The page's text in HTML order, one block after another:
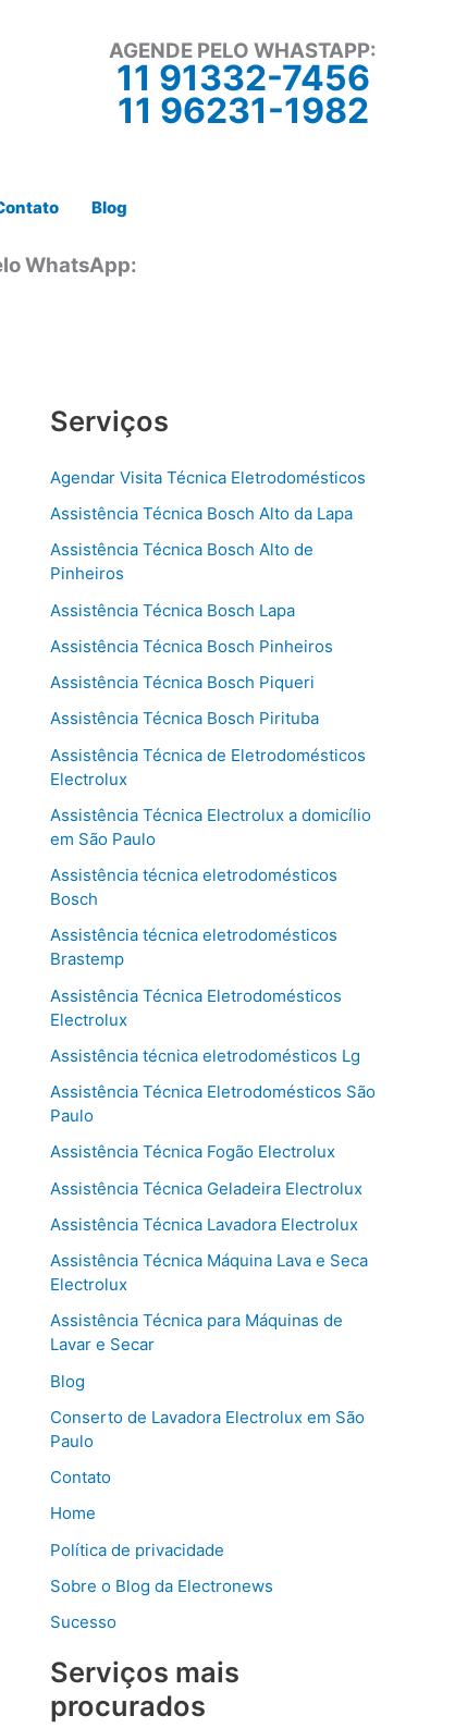
AGENDE PELO WHASTAPP:
11 91332-7456
11 96231-1982
Blog
WhatsApp:
Serviços
Agendar Visita Técnica Eletrodomésticos
Assistência Técnica Bosch Alto da Lapa
Assistência Técnica Bosch Alto de
Pinheiros
Assistência Técnica Bosch Lapa
Assistência Técnica Bosch Pinheiros
Assistência Técnica Bosch Piqueri
Assistência Técnica Bosch Pirituba
Assistência Técnica de Eletrodomésticos
Electrolux
Assistência Técnica Electrolux a domicílio
em São Paulo
Assistência técnica eletrodomésticos
Bosch
Assistência técnica eletrodomésticos
Brastemp
Assistência Técnica Eletrodomésticos
Electrolux
Assistência técnica eletrodomésticos Lg
Assistência Técnica Eletrodomésticos São
Paulo
Assistência Técnica Fogão Electrolux
Assistência Técnica Geladeira Electrolux
Assistência Técnica Lavadora Electrolux
Assistência Técnica Máquina Lava e Seca
Electrolux
Assistência Técnica para Máquinas de
Lavar e Secar
Blog
Conserto de Lavadora Electrolux em São
Paulo
Contato
Home
Política de privacidade
Sobre o Blog da Electronews
Sucesso
Serviços mais
procurados